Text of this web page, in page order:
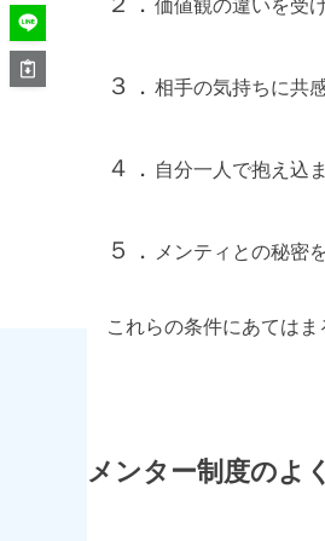
価値観の違いを受
３． 相手の気持ちに共
４． 自分一人で抱え込
５． メンティとの秘密
これらの条件にあては
メンター制度のよ